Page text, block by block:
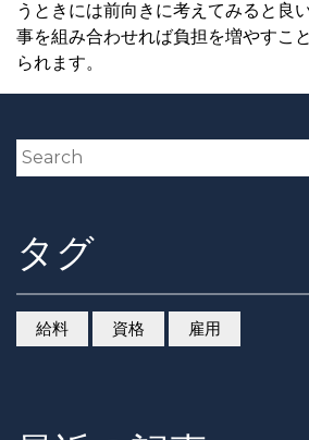
うときには前向きに考えてみると良
事を組み合わせれば負担を増やすこ
られます。
タグ
給料 資格 雇用